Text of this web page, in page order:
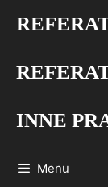
INNE
Menu